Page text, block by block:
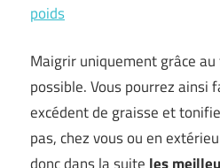
poids
Maigrir uniquement grâce
possible. Vous pourrez ainsi
excédent de graisse et
pas, chez vous ou en